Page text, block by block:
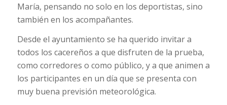
María, pensando no solo en los deportistas, sino
también en los acompañantes.
Desde el ayuntamiento se ha querido invitar a
todos los cacereños a que disfruten de la prueba,
como corredores o como público, y a que animen a
los participantes en un día que se presenta con
muy buena previsión meteorológica.